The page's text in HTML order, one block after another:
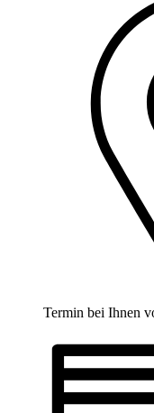
Termin bei Ihnen